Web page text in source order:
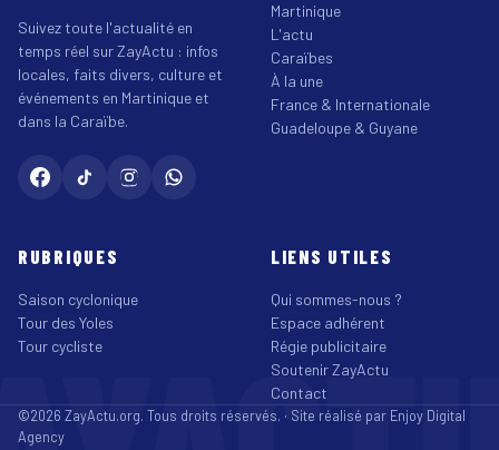
Suivez toute l'actualité en
temps réel sur ZayActu : infos
locales, faits divers, culture et
événements en Martinique et
dans la Caraïbe.
Martinique
L'actu
Caraïbes
À la une
France & Internationale
Guadeloupe & Guyane
RUBRIQUES
Saison cyclonique
Tour des Yoles
Tour cycliste
LIENS UTILES
Qui sommes-nous ?
Espace adhérent
Régie publicitaire
Soutenir ZayActu
Contact
©2026 ZayActu.org. Tous droits réservés. · Site réalisé par Enjoy Digital
Agency